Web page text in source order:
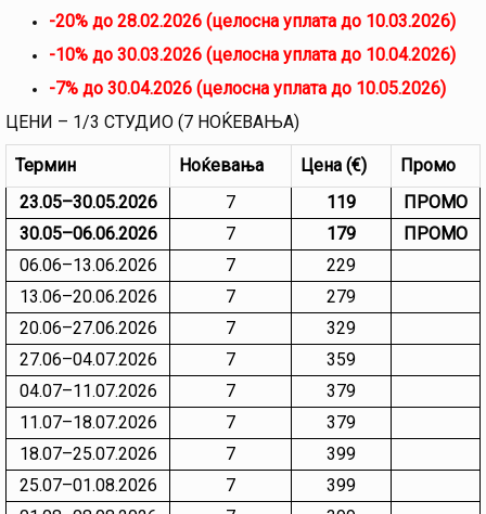
-20% до 28.02.2026 (целосна уплата до 10.03.2026)
-10% до 30.03.2026 (целосна уплата до 10.04.2026)
-7% до 30.04.2026 (целосна уплата до 10.05.2026)
ЦЕНИ – 1/3 СТУДИО (7 НОЌЕВАЊА)
Термин Ноќевања Цена (€)
Промо
23.05–30.05.2026
7 119
ПРОМО
30.05–06.06.2026
7 179
ПРОМО
06.06–13.06.2026
7
229
13.06–20.06.2026
7
279
20.06–27.06.2026
7
329
27.06–04.07.2026
7
359
04.07–11.07.2026
7
379
11.07–18.07.2026
7
379
18.07–25.07.2026
7
399
25.07–01.08.2026
7
399